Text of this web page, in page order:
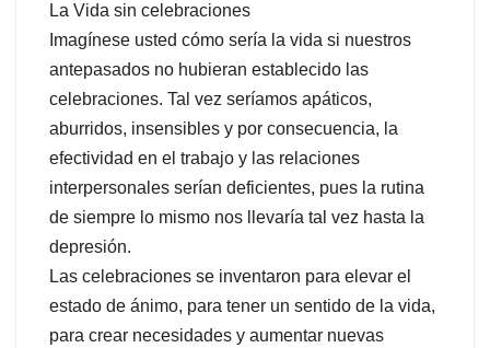
La Vida sin celebraciones
Imagínese usted cómo sería la vida si nuestros
antepasados no hubieran establecido las
celebraciones. Tal vez seríamos apáticos,
aburridos, insensibles y por consecuencia, la
efectividad en el trabajo y las relaciones
interpersonales serían deficientes, pues la rutina
de siempre lo mismo nos llevaría tal vez hasta la
depresión.
Las celebraciones se inventaron para elevar el
estado de ánimo, para tener un sentido de la vida,
para crear necesidades y aumentar nuevas